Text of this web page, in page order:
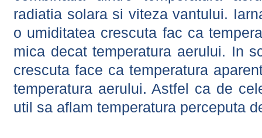
radiatia solara si viteza vantului.
o umiditatea crescuta fac ca
mica decat temperatura aerului. In
crescuta face ca temperatura
temperatura aerului. Astfel ca de
util sa aflam temperatura perceputa